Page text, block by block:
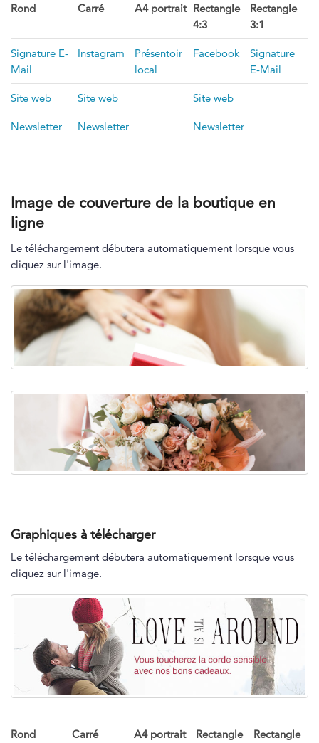
Rond Carré A4 portrait Rectangle
4:3
Rectangle
3:1
Signature E-
Mail
Instagram
Présentoir
local
Facebook
Signature
E-Mail
Site web Site web Site web
Newsletter Newsletter Newsletter
Image de couverture de la boutique en
ligne
Le téléchargement débutera automatiquement lorsque vous
cliquez sur l'image.
Graphiques à télécharger
Le téléchargement débutera automatiquement lorsque vous
cliquez sur l'image.
Rond Carré A4 portrait Rectangle Rectangle